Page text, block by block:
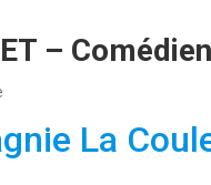
–
La